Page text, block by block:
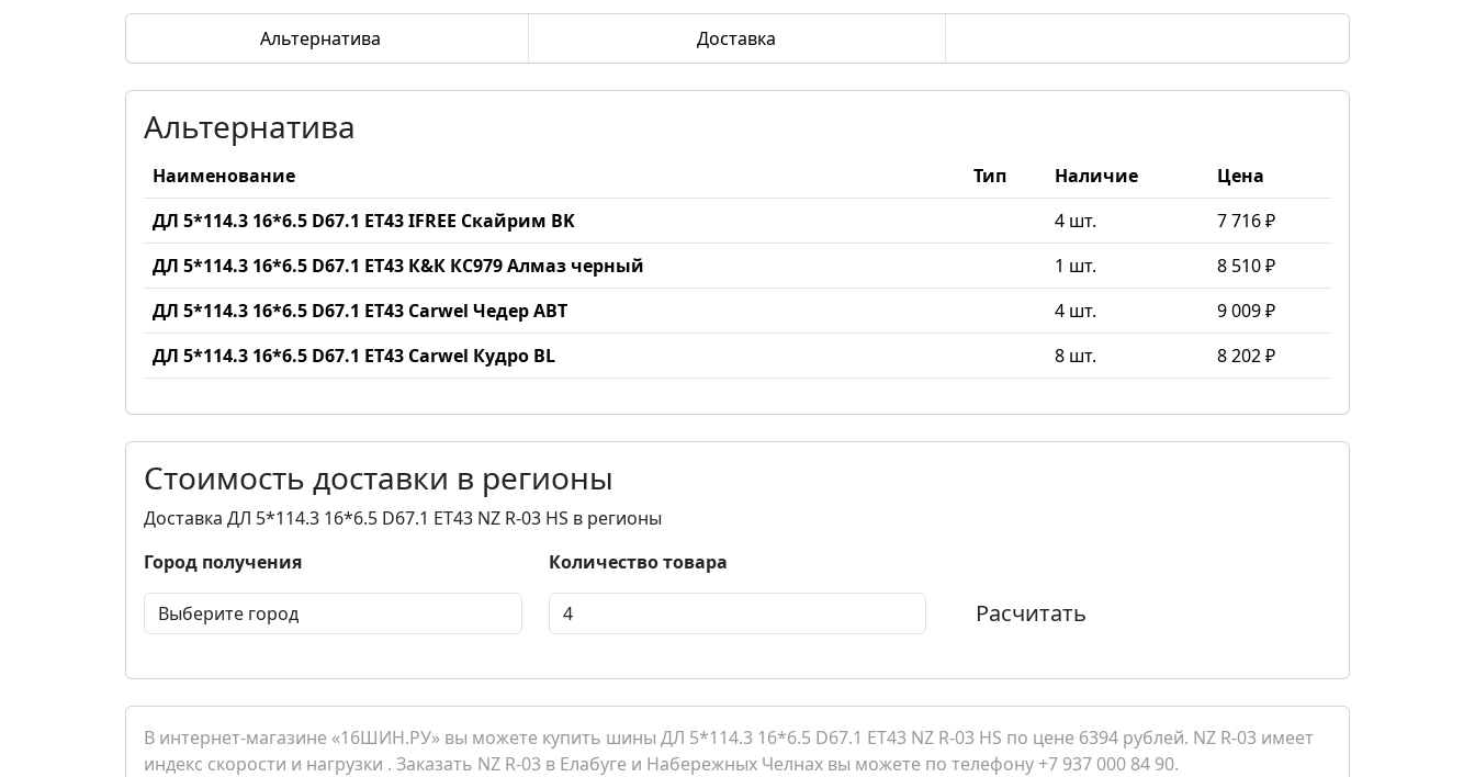
Альтернатива Доставка
Альтернатива
Наименование Тип Наличие
Цена
ДЛ 5*114.3 16*6.5 D67.1 ET43 IFREE Скайрим BK
4 шт.
7 716 ₽
ДЛ 5*114.3 16*6.5 D67.1 ET43 К&К КС979 Алмаз черный
1 шт.
8 510 ₽
ДЛ 5*114.3 16*6.5 D67.1 ET43 Carwel Чедер ABT
4 шт.
9 009 ₽
ДЛ 5*114.3 16*6.5 D67.1 ET43 Carwel Кудро BL
8 шт. 8 202 ₽
Стоимость доставки в регионы
Доставка ДЛ 5*114.3 16*6.5 D67.1 ET43 NZ R-03 HS в регионы
Город получения
Количество товара
Расчитать
В интернет-магазине «16ШИН.РУ» вы можете купить шины ДЛ 5*114.3 16*6.5 D67.1 ET43 NZ R-03 HS по цене 6394 рублей. NZ R-03 имеет
индекс скорости и нагрузки . Заказать NZ R-03 в Елабуге и Набережных Челнах вы можете по телефону +7 937 000 84 90.